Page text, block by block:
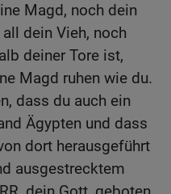
Magd, noch dein
dein Vieh, noch
deiner Tore ist,
Magd ruhen wie du.
dass du auch ein
Ägypten und dass
dort herausgeführt
ausgestrecktem